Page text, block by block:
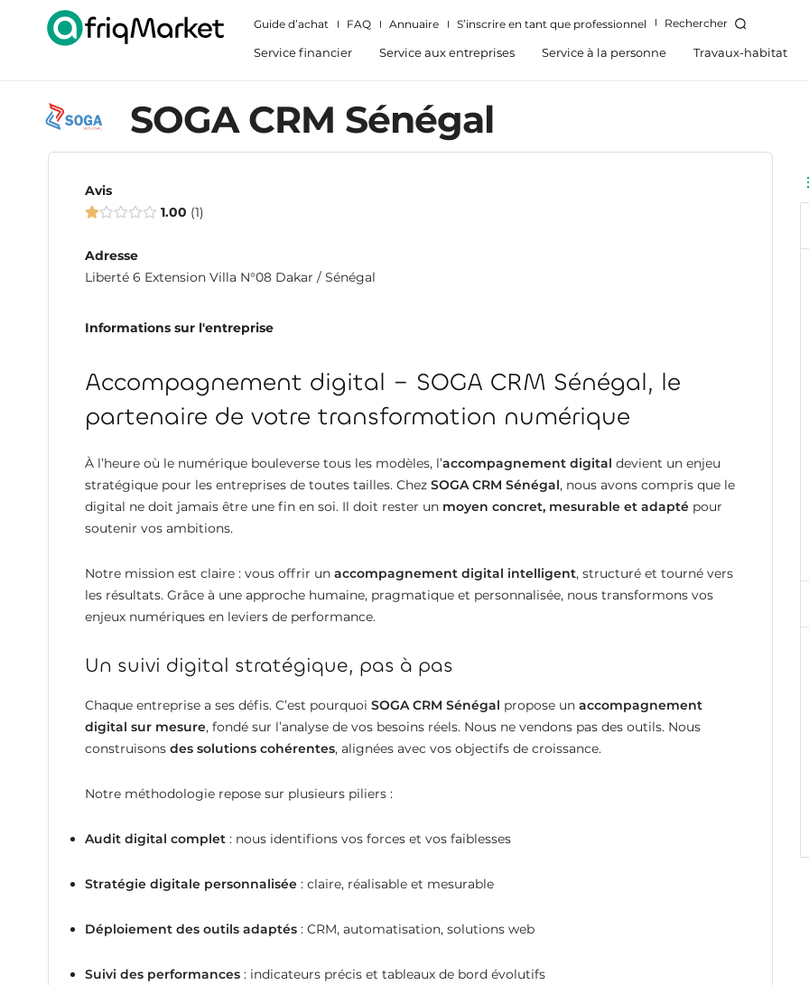
Guide d’achat FAQ Annuaire S’inscrire en tant que professionnel Rechercher
Service financier Service aux entreprises Service à la personne Travaux-habitat
SOGA CRM Sénégal
Avis
1.00 1
Adresse
Liberté 6 Extension Villa N°08 Dakar / Sénégal
Informations sur l'entreprise
Accompagnement digital – SOGA CRM Sénégal, le
partenaire de votre transformation numérique
À l’heure où le numérique bouleverse tous les modèles, l’accompagnement digital devient un enjeu
stratégique pour les entreprises de toutes tailles. Chez SOGA CRM Sénégal, nous avons compris que le
digital ne doit jamais être une fin en soi. Il doit rester un moyen concret, mesurable et adaptépour
soutenir vos ambitions.
Notre mission est claire : vous offrir un accompagnement digital intelligent, structuré et tourné vers
les résultats. Grâce à une approche humaine, pragmatique et personnalisée, nous transformons vos
enjeux numériques en leviers de performance.
Un suivi digital stratégique, pas à pas
Chaque entreprise a ses défis. C’est pourquoi SOGA CRM Sénégal propose un accompagnement
digital sur mesure, fondé sur l’analyse de vos besoins réels. Nous ne vendons pas des outils. Nous
construisons des solutions cohérentes, alignées avec vos objectifs de croissance.
Notre méthodologie repose sur plusieurs piliers :
Audit digital complet: nous identifions vos forces et vos faiblesses
Stratégie digitale personnalisée: claire, réalisable et mesurable
Déploiement des outils adaptés: CRM, automatisation, solutions web
Suivi des performances: indicateurs précis et tableaux de bord évolutifs